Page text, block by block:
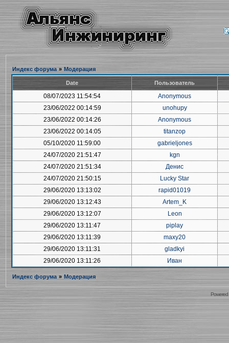
Индекс форума » Модерация
Date Пользователь
08/07/2023 11:54:54
Anonymous
23/06/2022 00:14:59
unohupy
23/06/2022 00:14:26
Anonymous
23/06/2022 00:14:05
titanzop
05/10/2020 11:59:00
gabrieljones
24/07/2020 21:51:47
kgn
24/07/2020 21:51:34
Денис
24/07/2020 21:50:15
Lucky Star
29/06/2020 13:13:02
rapid01019
29/06/2020 13:12:43
Artem_K
29/06/2020 13:12:07
Leon
29/06/2020 13:11:47
piplay
29/06/2020 13:11:39
maxy20
29/06/2020 13:11:31
gladkyi
29/06/2020 13:11:26
Иван
Индекс форума » Модерация